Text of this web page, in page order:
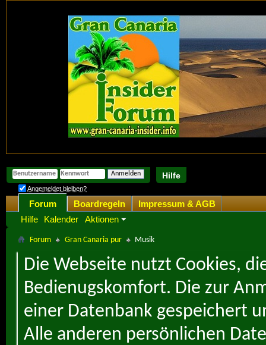
Hilfe
Angemeldet bleiben?
Forum
Hilfe
Kalender Aktionen
Boardregeln Impressum & AGB
Forum Gran Canaria pur Musik
Die Webseite nutzt Cookies,
Bedienugskomfort. Die zur
einer Datenbank gespeichert
Alle anderen persönlichen